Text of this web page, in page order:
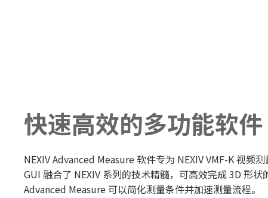
快速高效的多功能软件
NEXIV Advanced Measure 软件专为 NEXIV VMF-K 视频
GUI 融合了 NEXIV 系列的技术精髓，可高效完成 3D 形状
Advanced Measure 可以简化测量条件并加速测量流程。